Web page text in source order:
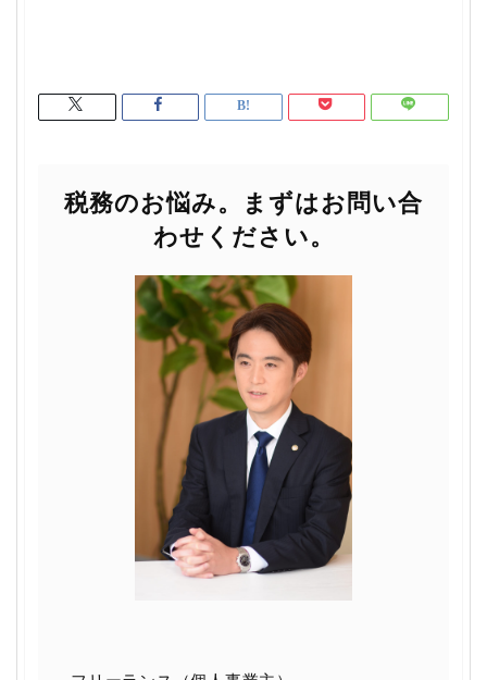
税務のお悩み。まずはお問い合
わせください。